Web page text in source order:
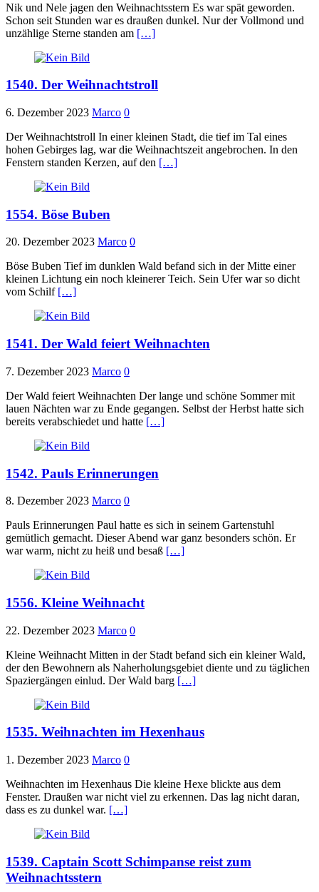
Nik und Nele jagen den Weihnachtsstern Es war spät geworden.
Schon seit Stunden war es draußen dunkel. Nur der Vollmond und
unzählige Sterne standen am […]
1540. Der Weihnachtstroll
6. Dezember 2023 Marco 0
Der Weihnachtstroll In einer kleinen Stadt, die tief im Tal eines
hohen Gebirges lag, war die Weihnachtszeit angebrochen. In den
Fenstern standen Kerzen, auf den […]
1554. Böse Buben
20. Dezember 2023 Marco 0
Böse Buben Tief im dunklen Wald befand sich in der Mitte einer
kleinen Lichtung ein noch kleinerer Teich. Sein Ufer war so dicht
vom Schilf […]
1541. Der Wald feiert Weihnachten
7. Dezember 2023 Marco 0
Der Wald feiert Weihnachten Der lange und schöne Sommer mit
lauen Nächten war zu Ende gegangen. Selbst der Herbst hatte sich
bereits verabschiedet und hatte […]
1542. Pauls Erinnerungen
8. Dezember 2023 Marco 0
Pauls Erinnerungen Paul hatte es sich in seinem Gartenstuhl
gemütlich gemacht. Dieser Abend war ganz besonders schön. Er
war warm, nicht zu heiß und besaß […]
1556. Kleine Weihnacht
22. Dezember 2023 Marco 0
Kleine Weihnacht Mitten in der Stadt befand sich ein kleiner Wald,
der den Bewohnern als Naherholungsgebiet diente und zu täglichen
Spaziergängen einlud. Der Wald barg […]
1535. Weihnachten im Hexenhaus
1. Dezember 2023 Marco 0
Weihnachten im Hexenhaus Die kleine Hexe blickte aus dem
Fenster. Draußen war nicht viel zu erkennen. Das lag nicht daran,
dass es zu dunkel war. […]
1539. Captain Scott Schimpanse reist zum
Weihnachtsstern